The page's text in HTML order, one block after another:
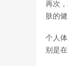
再次
肤的
个人
别是